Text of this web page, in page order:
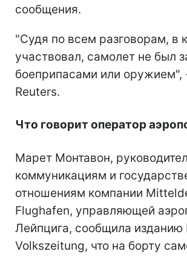
сообщения.
"Судя по всем разговорам, в
участвовал, самолет не был
боеприпасами или оружием",
Reuters.
Что говорит оператор
Марет Монтавон,
коммуникациям и
отношениям компании
Flughafen, управляющей
Лейпцига, сообщила изданию
Volkszeitung, что на борту